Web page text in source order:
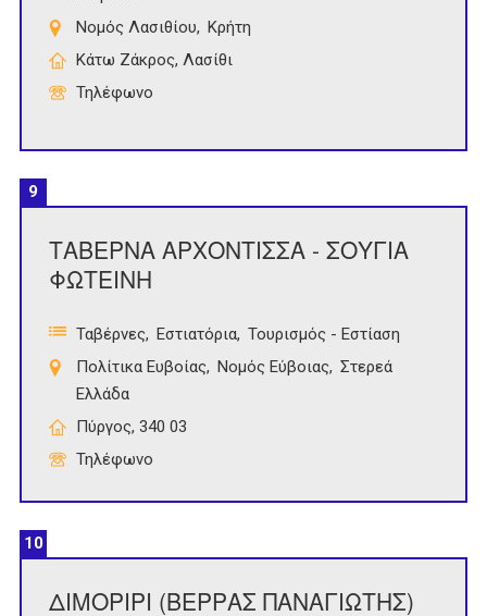
Νομός Λασιθίου
Κρήτη
Κάτω Ζάκρος, Λασίθι
Τηλέφωνο
9
ΤΑΒΕΡΝΑ ΑΡΧΟΝΤΙΣΣΑ - ΣΟΥΓΙΑ
ΦΩΤΕΙΝΗ
Ταβέρνες Εστιατόρια Τουρισμός - Εστίαση
Πολίτικα Ευβοίας
Νομός Εύβοιας
Στερεά
Ελλάδα
Πύργος, 340 03
Τηλέφωνο
10
ΔΙΜΟΡΙΡΙ (ΒΕΡΡΑΣ ΠΑΝΑΓΙΩΤΗΣ)